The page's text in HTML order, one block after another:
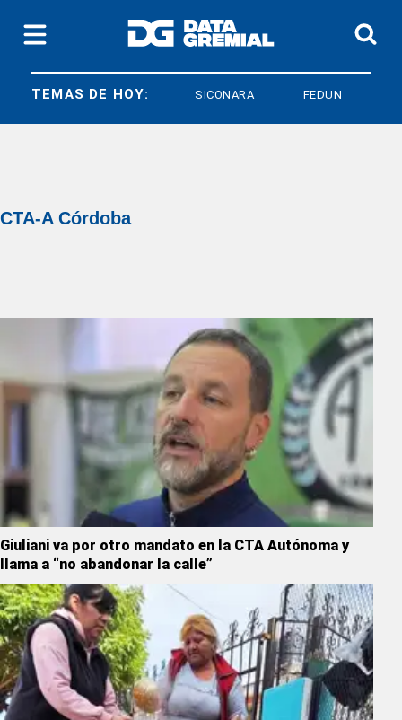
TEMAS DE HOY: SICONARA FEDUN
CTA-A Córdoba
Giuliani va por otro mandato en la CTA Autónoma y
llama a “no abandonar la calle”